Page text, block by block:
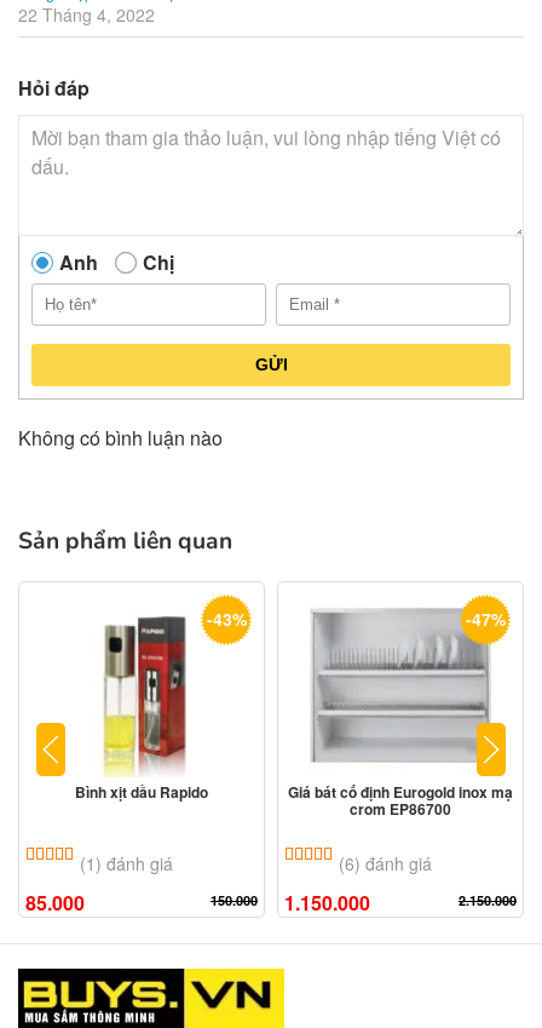
22 Tháng 4, 2022
Hỏi đáp
Anh Chị
GỬI
Không có bình luận nào
Sản phẩm liên quan
-43%
Bình xịt dầu Rapido
5.00 trên 5 dựa trên
(1) đánh giá
85.000 150.000
-47%
Giá bát cố định Eurogold inox mạ
crom EP86700
5.00 trên 5 dựa trên
(6) đánh giá
1.150.000 2.150.000